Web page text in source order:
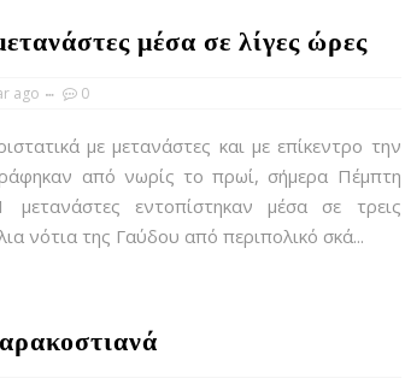
μέσα σε λίγες ώρες
ago 0
με μετανάστες και με επίκεντρο την
από νωρίς το πρωί, σήμερα Πέμπτη
μετανάστες εντοπίστηκαν μέσα σε τρεις
νότια της Γαύδου από περιπολικό σκά...